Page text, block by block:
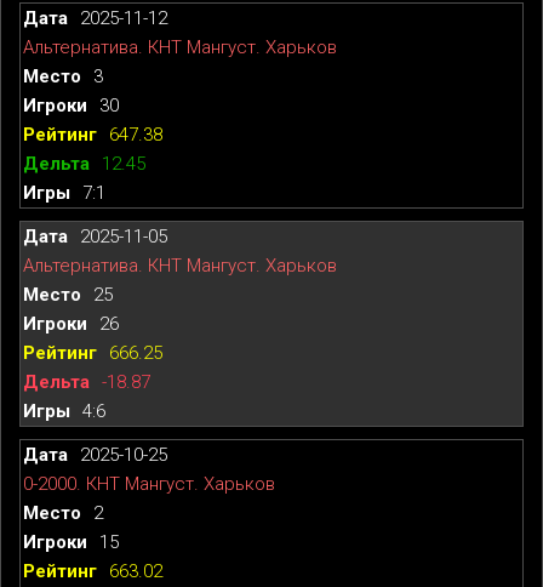
2025-11-12
Альтернатива. КНТ Мангуст. Харьков
3
30
647.38
12.45
7:1
2025-11-05
Альтернатива. КНТ Мангуст. Харьков
25
26
666.25
-18.87
4:6
2025-10-25
0-2000. КНТ Мангуст. Харьков
2
15
663.02